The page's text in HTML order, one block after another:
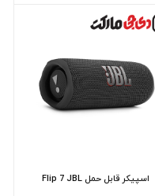
اسپیکر قابل حمل Flip 7 JBL